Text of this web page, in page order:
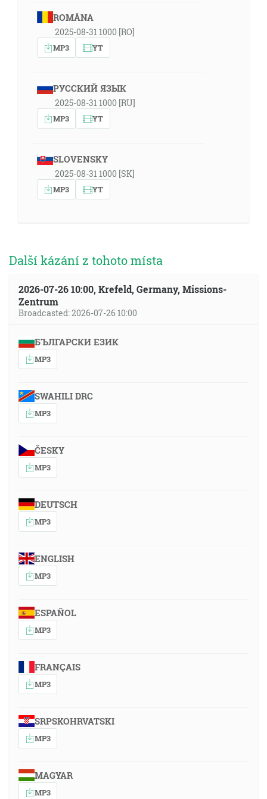
ROMÂNA
2025-08-31 1000 [RO]
MP3 YT
РУССКИЙ ЯЗЫК
2025-08-31 1000 [RU]
MP3 YT
SLOVENSKY
2025-08-31 1000 [SK]
MP3 YT
Další kázání z tohoto místa
2026-07-26 10:00, Krefeld, Germany, Missions-
Zentrum
Broadcasted: 2026-07-26 10:00
БЪЛГАРСКИ ЕЗИК
MP3
SWAHILI DRC
MP3
ČESKY
MP3
DEUTSCH
MP3
ENGLISH
MP3
ESPAÑOL
MP3
FRANÇAIS
MP3
SRPSKOHRVATSKI
MP3
MAGYAR
MP3